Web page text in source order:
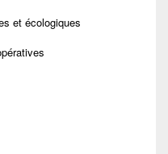
et écologiques